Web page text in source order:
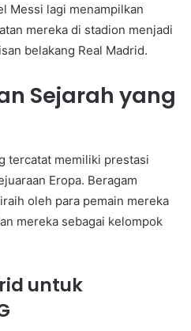
Messi lagi menampilkan
mereka di stadion menjadi
belakang Real Madrid.
Sejarah yang
tercatat memiliki prestasi
Eropa. Beragam
oleh para pemain mereka
mereka sebagai kelompok
untuk